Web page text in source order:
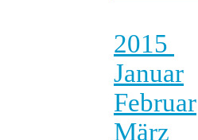
2015
Januar
Februar
März